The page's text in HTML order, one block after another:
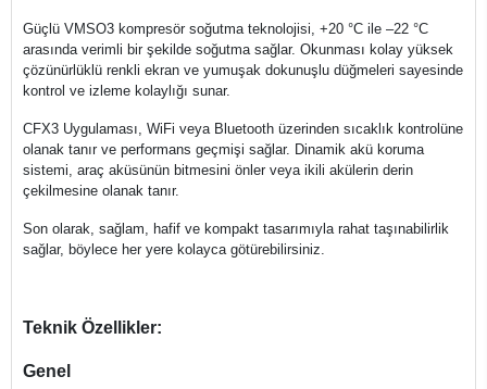
Güçlü VMSO3 kompresör soğutma teknolojisi, +20 °C ile –22 °C
arasında verimli bir şekilde soğutma sağlar. Okunması kolay yüksek
çözünürlüklü renkli ekran ve yumuşak dokunuşlu düğmeleri sayesinde
kontrol ve izleme kolaylığı sunar.
CFX3 Uygulaması, WiFi veya Bluetooth üzerinden sıcaklık kontrolüne
olanak tanır ve performans geçmişi sağlar. Dinamik akü koruma
sistemi, araç aküsünün bitmesini önler veya ikili akülerin derin
çekilmesine olanak tanır.
Son olarak, sağlam, hafif ve kompakt tasarımıyla rahat taşınabilirlik
sağlar, böylece her yere kolayca götürebilirsiniz.
Teknik Özellikler:
Genel